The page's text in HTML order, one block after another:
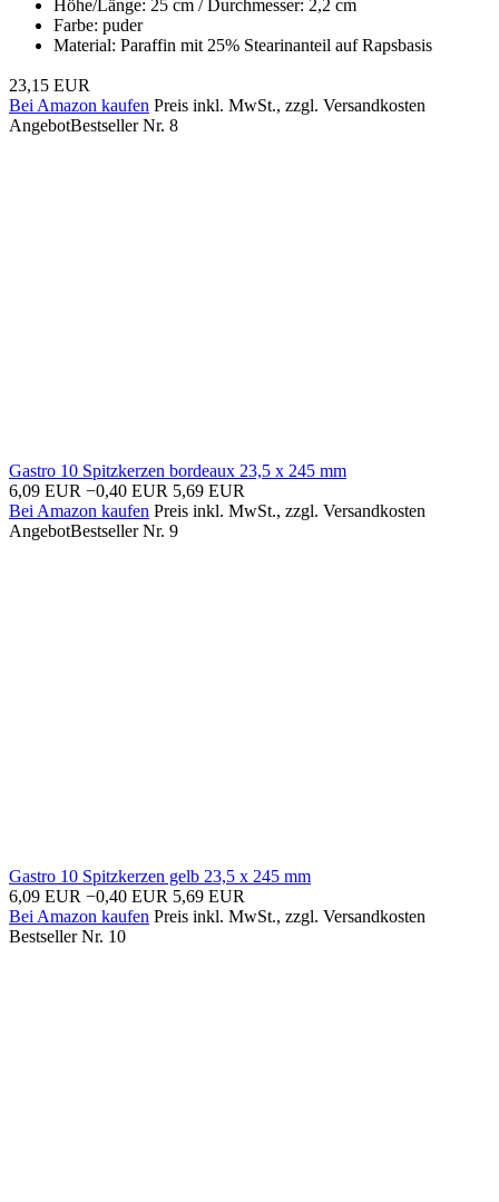
Höhe/Länge: 25 cm / Durchmesser: 2,2 cm
Farbe: puder
Material: Paraffin mit 25% Stearinanteil auf Rapsbasis
23,15 EUR
Bei Amazon kaufen Preis inkl. MwSt., zzgl. Versandkosten
AngebotBestseller Nr. 8
Gastro 10 Spitzkerzen bordeaux 23,5 x 245 mm
6,09 EUR −0,40 EUR 5,69 EUR
Bei Amazon kaufen Preis inkl. MwSt., zzgl. Versandkosten
AngebotBestseller Nr. 9
Gastro 10 Spitzkerzen gelb 23,5 x 245 mm
6,09 EUR −0,40 EUR 5,69 EUR
Bei Amazon kaufen Preis inkl. MwSt., zzgl. Versandkosten
Bestseller Nr. 10